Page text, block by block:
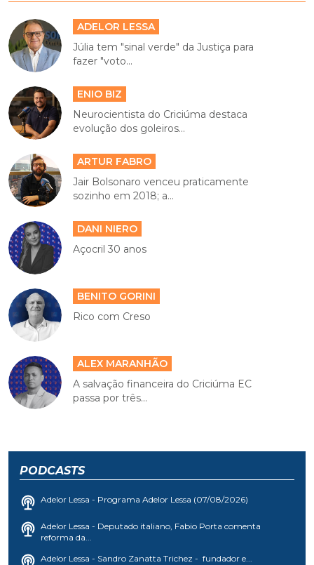
ADELOR LESSA
Júlia tem "sinal verde" da Justiça para
fazer "voto...
ENIO BIZ
Neurocientista do Criciúma destaca
evolução dos goleiros...
ARTUR FABRO
Jair Bolsonaro venceu praticamente
sozinho em 2018; a...
DANI NIERO
Açocril 30 anos
BENITO GORINI
Rico com Creso
ALEX MARANHÃO
A salvação financeira do Criciúma EC
passa por três...
PODCASTS
Adelor Lessa - Programa Adelor Lessa (07/08/2026)
Adelor Lessa - Deputado italiano, Fabio Porta comenta
reforma da...
Adelor Lessa - Sandro Zanatta Trichez - fundador e...